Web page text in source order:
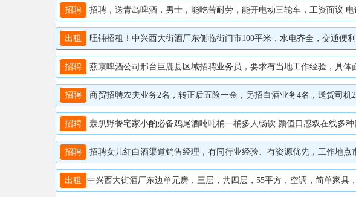
招聘 招聘，送青岛啤酒，男士，能吃苦耐劳，能开电动三轮车，工资面议 电
出租 旺铺招租！中兴西大街酒厂东侧临街门市100平米，水电齐全，交通便
招聘 燕京啤酒公司邢台巨鹿县区域招聘业务员，要求有当地工作经验，具体
招聘 商贸招聘农夫业务2名，转正后五险一金，另招白酒业务4名，送货司机
招聘 轰趴野餐宅家小酌必备鸡尾酒吨吨桶一桶多人畅饮 颜值口感双在线多
招聘 招聘女儿红白酒渠道销售经理，有同行业经验、有资源优先，工作地点
出租 中兴西大街酒厂东边单元房，三层，共四层，55平方，空调，简单家具